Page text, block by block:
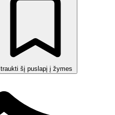
Įtraukti šį puslapį į žymes